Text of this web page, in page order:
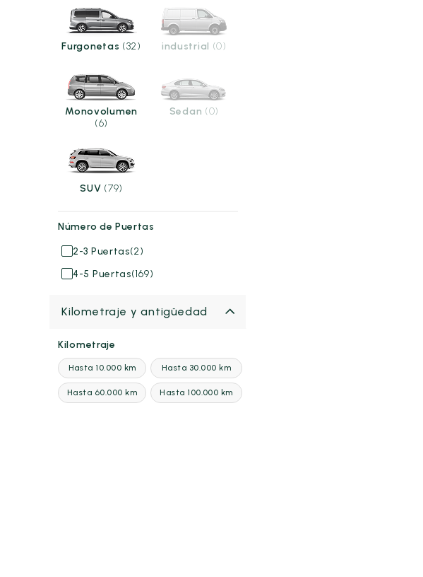
Furgonetas (32) industrial (0)
Monovolumen
(6)
Sedan (0)
SUV (79)
Número de Puertas
(2)
2-3 Puertas
(169)
4-5 Puertas
Kilometraje y antigüedad
Kilometraje
Hasta 10.000 km Hasta 30.000 km
Hasta 60.000 km Hasta 100.000 km